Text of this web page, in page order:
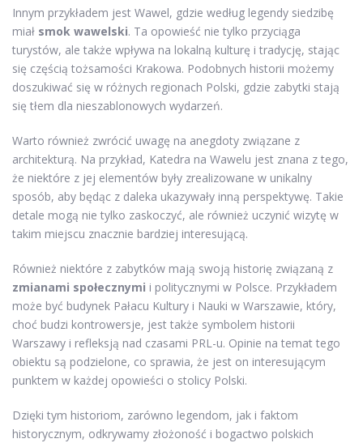
Innym przykładem jest Wawel, gdzie według legendy siedzibę
miał smok wawelski. Ta opowieść nie tylko przyciąga
turystów, ale także wpływa na lokalną kulturę i tradycję, stając
się częścią tożsamości Krakowa. Podobnych historii możemy
doszukiwać się w różnych regionach Polski, gdzie zabytki stają
się tłem dla nieszablonowych wydarzeń.
Warto również zwrócić uwagę na anegdoty związane z
architekturą. Na przykład, Katedra na Wawelu jest znana z tego,
że niektóre z jej elementów były zrealizowane w unikalny
sposób, aby będąc z daleka ukazywały inną perspektywę. Takie
detale mogą nie tylko zaskoczyć, ale również uczynić wizytę w
takim miejscu znacznie bardziej interesującą.
Również niektóre z zabytków mają swoją historię związaną z
zmianami społecznymi i politycznymi w Polsce. Przykładem
może być budynek Pałacu Kultury i Nauki w Warszawie, który,
choć budzi kontrowersje, jest także symbolem historii
Warszawy i refleksją nad czasami PRL-u. Opinie na temat tego
obiektu są podzielone, co sprawia, że jest on interesującym
punktem w każdej opowieści o stolicy Polski.
Dzięki tym historiom, zarówno legendom, jak i faktom
historycznym, odkrywamy złożoność i bogactwo polskich